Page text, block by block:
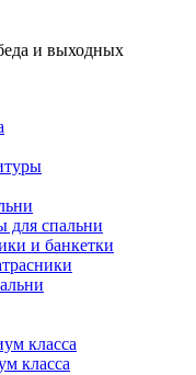
и выходных
для спальни
и банкетки
класса
класса